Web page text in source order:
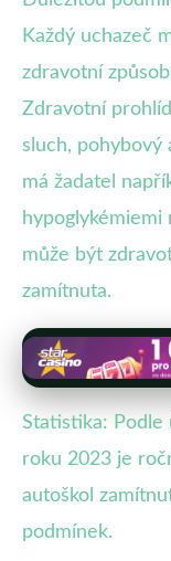
Každý uchazeč
zdravotní
Zdravotní
sluch, pohybový
má žadatel
hypoglykémiemi
může být
zamítnuta.
Statistika: Podle
roku 2023 je
autoškol
podmínek.